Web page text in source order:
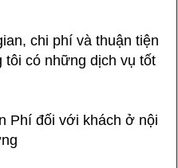
chi phí và thuận tiện
tôi có những dịch vụ tốt
Phí đối với khách ở nội